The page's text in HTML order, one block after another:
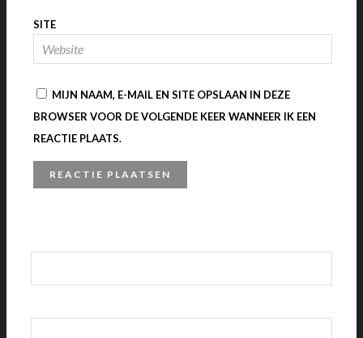
SITE
MIJN NAAM, E-MAIL EN SITE OPSLAAN IN DEZE
BROWSER VOOR DE VOLGENDE KEER WANNEER IK EEN
REACTIE PLAATS.